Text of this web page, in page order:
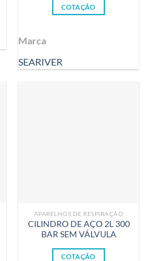
COTAÇÃO
Marca
SEARIVER
APARELHOS DE RESPIRAÇÃO
CILINDRO DE AÇO 2L 300
BAR SEM VÁLVULA
COTAÇÃO